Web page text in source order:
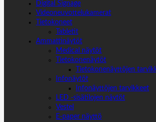
Digital Signage
Videoneuvottelukamerat
Tietokoneet
Tabletit
Ammattinäytöt
Medical näytöt
Tietokonenäytöt
Tietokonenäyttöjen
Infonäytöt
Infonäyttöjen tarvikkeet
LED -sisätilojen näytöt
Vestel
E-paper näyttö